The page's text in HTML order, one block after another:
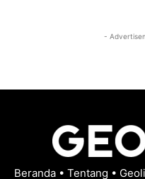
-
Beranda • Tentang •